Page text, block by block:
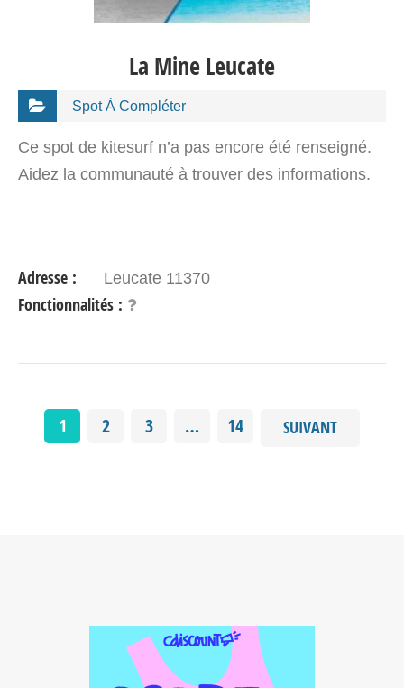
La Mine Leucate
Spot À Compléter
Ce spot de kitesurf n’a pas encore été renseigné.
Aidez la communauté à trouver des informations.
Adresse : Leucate 11370
Fonctionnalités :
1 2 3 … 14 SUIVANT